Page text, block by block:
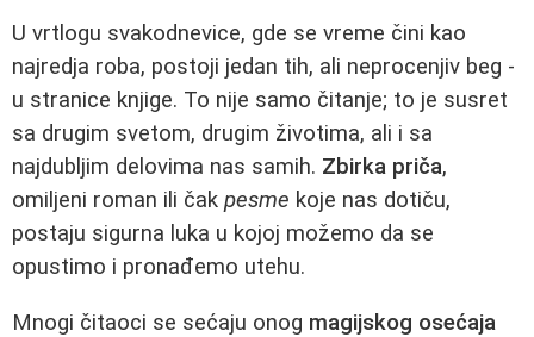
U vrtlogu svakodnevice, gde se vreme čini kao
najredja roba, postoji jedan tih, ali neprocenjiv beg -
u stranice knjige. To nije samo čitanje; to je susret
sa drugim svetom, drugim životima, ali i sa
najdubljim delovima nas samih. Zbirka priča,
omiljeni roman ili čak pesme koje nas dotiču,
postaju sigurna luka u kojoj možemo da se
opustimo i pronađemo utehu.
Mnogi čitaoci se sećaju onog magijskog osećaja